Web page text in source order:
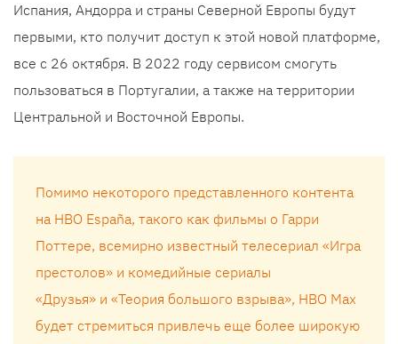
Испания, Андорра и страны Северной Европы будут
первыми, кто получит доступ к этой новой платформе,
все с 26 октября. В 2022 году сервисом смогуть
пользоваться в Португалии, а также на территории
Центральной и Восточной Европы.
Помимо некоторого представленного контента
на HBO España, такого как фильмы о Гарри
Поттере, всемирно известный телесериал «Игра
престолов» и комедийные сериалы
«Друзья» и «Теория большого взрыва», HBO Max
будет стремиться привлечь еще более широкую